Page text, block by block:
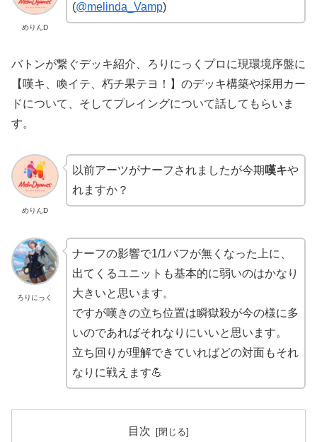
めりんD
(@melinda_Vamp)
バトンが繋ぐデッキ紹介、ろりにっくプロに現環境序盤に
【 嘆キ、喚イテ、朽チ果テヨ！】のデッキ構築や採用カー
ドについて、そしてプレイングについて話してもらいま
す。
めりんD
以前アーツがナーフされましたが今期 嘆キや
れますか？
ろりにっく
ナーフの影響で1/1バフが無くなった上に、
出てくるユニットも基本的に弱いのはかなり
大きいと思います。
ですが嘆きの立ち位置は瞬獄殺が今の様に多
いのであればそれなりにいいと思います。
立ち回りが理解できていればどの対面もそれ
なりに戦えます💪
目次